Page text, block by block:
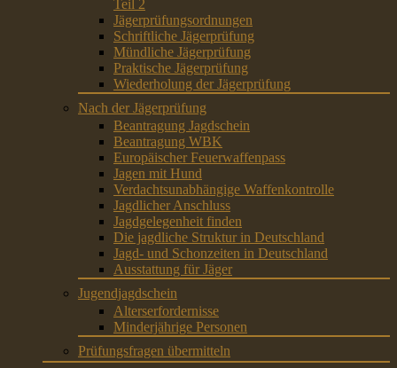
Teil 2
Jägerprüfungsordnungen
Schriftliche Jägerprüfung
Mündliche Jägerprüfung
Praktische Jägerprüfung
Wiederholung der Jägerprüfung
Nach der Jägerprüfung
Beantragung Jagdschein
Beantragung WBK
Europäischer Feuerwaffenpass
Jagen mit Hund
Verdachtsunabhängige Waffenkontrolle
Jagdlicher Anschluss
Jagdgelegenheit finden
Die jagdliche Struktur in Deutschland
Jagd- und Schonzeiten in Deutschland
Ausstattung für Jäger
Jugendjagdschein
Alterserfordernisse
Minderjährige Personen
Prüfungsfragen übermitteln